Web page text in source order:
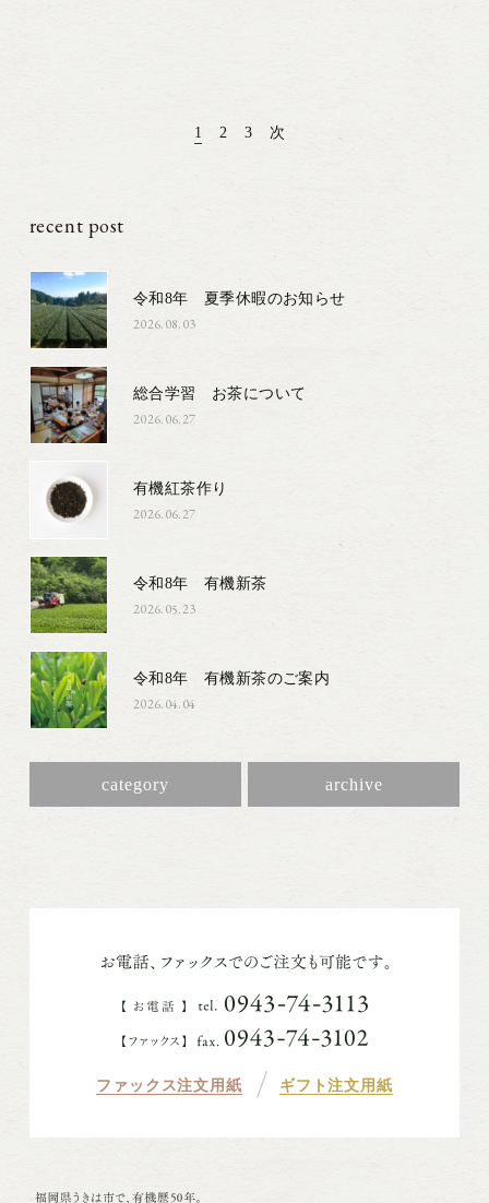
1 2 3 次
recent post
令和8年 夏季休暇のお知らせ
2026.08.03
総合学習 お茶について
2026.06.27
有機紅茶作り
2026.06.27
令和8年 有機新茶
2026.05.23
令和8年 有機新茶のご案内
2026.04.04
category archive
ファックス注文用紙 ギフト注文用紙